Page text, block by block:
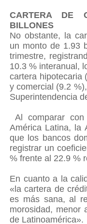
CARTERA DE
BILLONES
No obstante, la
un monto de 1.93
trimestre,
10.3 % interanual,
cartera hipotecaria
y comercial (9.2
Superintendencia
Al comparar
América Latina, la
que los bancos
registrar un
% frente al 22.9 %
En cuanto a la
«la cartera de
es más sana, al
morosidad, menor
de Latinoamérica».